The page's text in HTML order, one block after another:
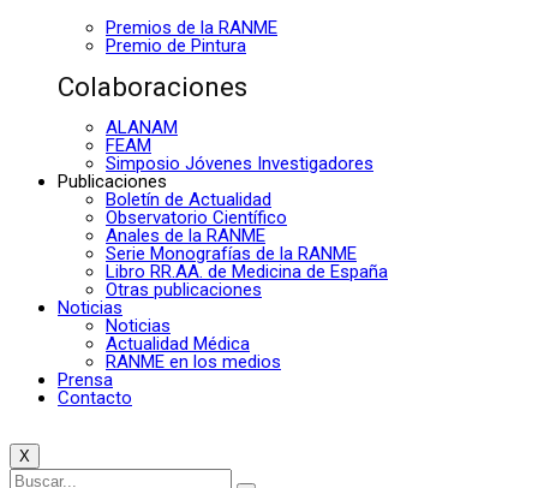
Premios de la RANME
Premio de Pintura
Colaboraciones
ALANAM
FEAM
Simposio Jóvenes Investigadores
Publicaciones
Boletín de Actualidad
Observatorio Científico
Anales de la RANME
Serie Monografías de la RANME
Libro RR.AA. de Medicina de España
Otras publicaciones
Noticias
Noticias
Actualidad Médica
RANME en los medios
Prensa
Contacto
X